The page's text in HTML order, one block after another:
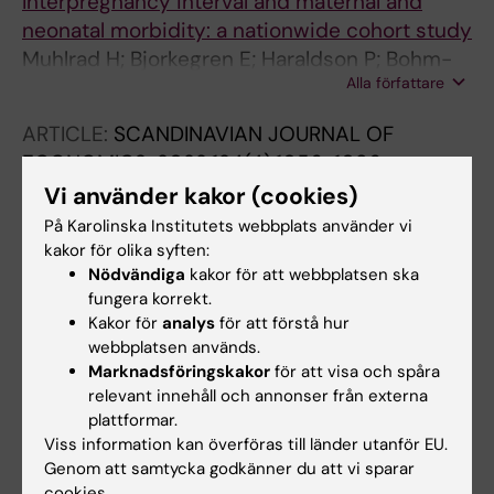
neonatal morbidity: a nationwide cohort study
Muhlrad H; Bjorkegren E; Haraldson P; Bohm-
Alla författare
ARTICLE: SCANDINAVIAN JOURNAL OF
ECONOMICS.2022;124(4):1056-1086
Cesarean sections for high-risk births: health,
fertility, and labor market outcomes
Muhlrad H
ARTICLE:EUROPEAN JOURNAL OF
OBSTETRICS & GYNECOLOGY AND
REPRODUCTIVE BIOLOGY.
2022;272:166-172
Delivery mode and severe maternal and
neonatal morbidity among singleton term
breech births: A population-based cohort
study
Vi använder kakor (cookies)
På Karolinska Institutets webbplats använder vi
kakor för olika syften:
Nödvändiga kakor för att webbplatsen ska
fungera korrekt.
Kakor för analys för att förstå hur
webbplatsen används.
Marknadsföringskakor för att visa och spåra
relevant innehåll och annonser från externa
plattformar.
Viss information kan överföras till länder utanför EU.
Genom att samtycka godkänner du att vi sparar